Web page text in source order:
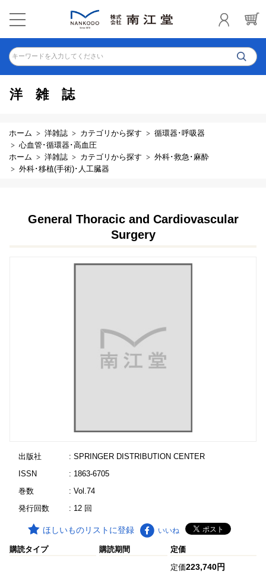
キーワードを入力してください
洋雑誌
ホーム 洋雑誌 カテゴリから探す
循環器･呼吸器
心血管･循環器･高血圧
ホーム
洋雑誌 カテゴリから探す
外科･救急･麻酔
外科･移植(手術)･人工臓器
General Thoracic and Cardiovascular
Surgery
出版社
: SPRINGER DISTRIBUTION CENTER
ISSN
: 1863-6705
巻数
: Vol.74
発行回数
: 12 回
ほしいものリストに登録 いいね
購読タイプ 購読期間 定価
定価223,740円